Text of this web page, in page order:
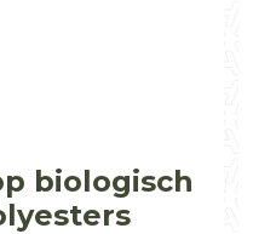
biologisch